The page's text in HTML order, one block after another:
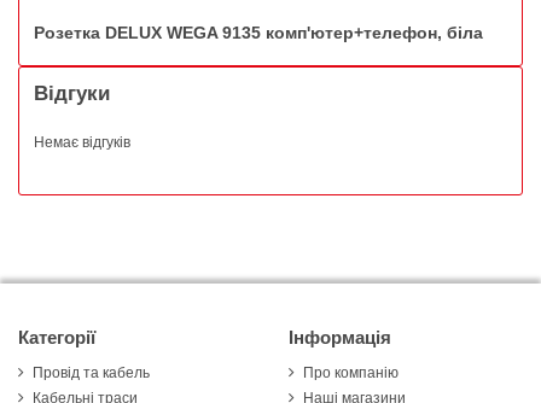
Розетка DELUX WEGA 9135 комп'ютер+телефон, біла
Відгуки
Немає відгуків
Категорії
Провід та кабель
Кабельні траси
Інформація
Про компанію
Наші магазини